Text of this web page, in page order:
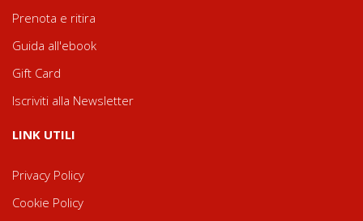
Prenota e ritira
Guida all'ebook
Gift Card
Iscriviti alla Newsletter
LINK UTILI
Privacy Policy
Cookie Policy